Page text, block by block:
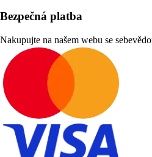
Bezpečná platba
Nakupujte na našem webu se